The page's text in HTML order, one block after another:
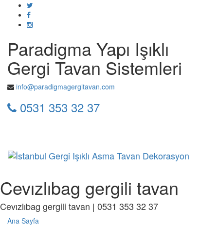
Paradigma Yapı Işıklı
Gergi Tavan Sistemleri
info@paradigmagergitavan.com
0531 353 32 37
Cevızlıbag gergili tavan
Cevızlıbag gergili tavan | 0531 353 32 37
Ana Sayfa